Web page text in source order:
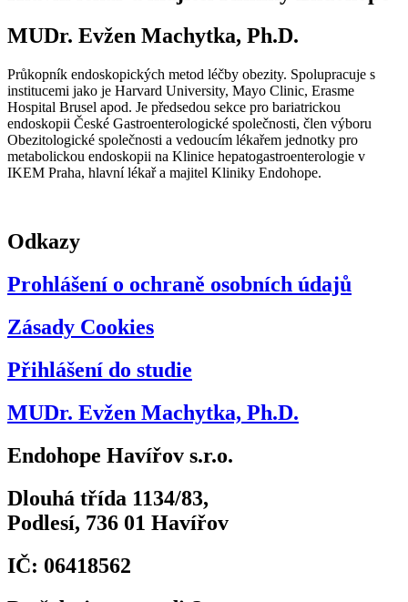
MUDr. Evžen Machytka, Ph.D.
Průkopník endoskopických metod léčby obezity. Spolupracuje s
institucemi jako je Harvard University, Mayo Clinic, Erasme
Hospital Brusel apod. Je předsedou sekce pro bariatrickou
endoskopii České Gastroenterologické společnosti, člen výboru
Obezitologické společnosti a vedoucím lékařem jednotky pro
metabolickou endoskopii na Klinice hepatogastroenterologie v
IKEM Praha, hlavní lékař a majitel Kliniky Endohope.
Odkazy
Prohlášení o ochraně osobních údajů
Zásady Cookies
Přihlášení do studie
MUDr. Evžen Machytka, Ph.D.
Endohope Havířov s.r.o.
Dlouhá třída 1134/83,
Podlesí, 736 01 Havířov
IČ: 06418562